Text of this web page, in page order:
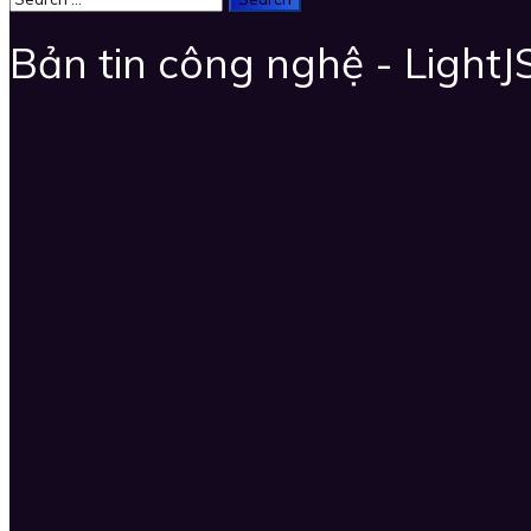
Bản tin công nghệ -